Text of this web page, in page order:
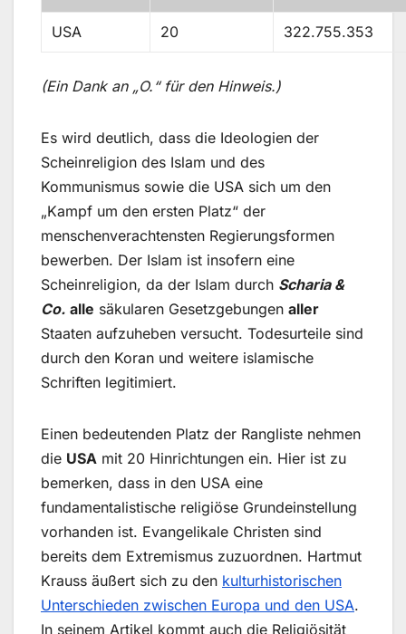
USA 20 322.755.353
(Ein Dank an „O.“ für den Hinweis.)
Es wird deutlich, dass die Ideologien der
Scheinreligion des Islam und des
Kommunismus sowie die USA sich um den
„Kampf um den ersten Platz“ der
menschenverachtensten Regierungsformen
bewerben. Der Islam ist insofern eine
Scheinreligion, da der Islam durch Scharia &
Co. alle säkularen Gesetzgebungen aller
Staaten aufzuheben versucht. Todesurteile sind
durch den Koran und weitere islamische
Schriften legitimiert.
Einen bedeutenden Platz der Rangliste nehmen
die USA mit 20 Hinrichtungen ein. Hier ist zu
bemerken, dass in den USA eine
fundamentalistische religiöse Grundeinstellung
vorhanden ist. Evangelikale Christen sind
bereits dem Extremismus zuzuordnen. Hartmut
Krauss äußert sich zu den kulturhistorischen
Unterschieden zwischen Europa und den USA.
In seinem Artikel kommt auch die Religiösität